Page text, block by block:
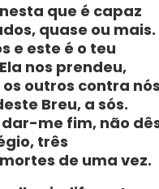
que é capaz
quase ou mais.
e este é o teu
nos prendeu,
outros contra
Breu, a sós.
me fim, não
três
de uma vez.